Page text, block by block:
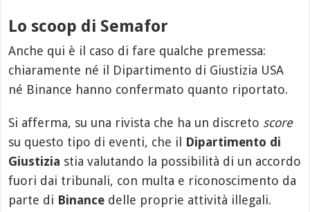
Lo scoop di Semafor
Anche qui è il caso di fare qualche premessa:
chiaramente né il Dipartimento di Giustizia USA
né Binance hanno confermato quanto riportato.
Si afferma, su una rivista che ha un discreto score
su questo tipo di eventi, che il Dipartimento di
Giustizia stia valutando la possibilità di un accordo
fuori dai tribunali, con multa e riconoscimento da
parte di Binance delle proprie attività illegali.